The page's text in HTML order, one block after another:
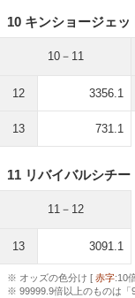
10 キンショージェッ
10－11
12 3356.1
13 731.1
11 リバイバルシチー
11－12
13 3091.1
※ オッズの色分け [ 赤字:10
※ 99999.9倍以上のものは「